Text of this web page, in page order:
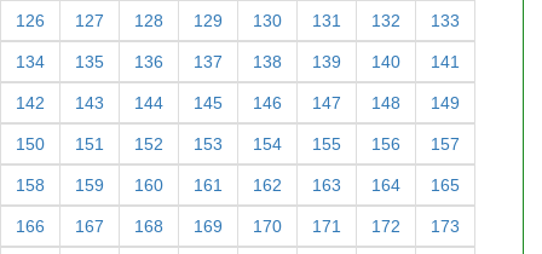
126 127 128 129 130 131 132 133
134 135 136 137 138 139 140 141
142 143 144 145 146 147 148 149
150 151 152 153 154 155 156 157
158 159 160 161 162 163 164 165
166 167 168 169 170 171 172 173